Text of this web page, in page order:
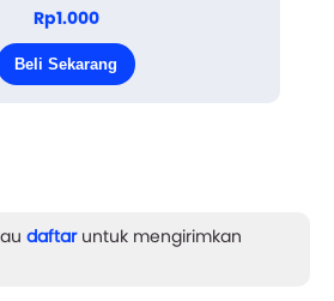
Rp1.000
Beli Sekarang
daftaruntuk mengirimkan